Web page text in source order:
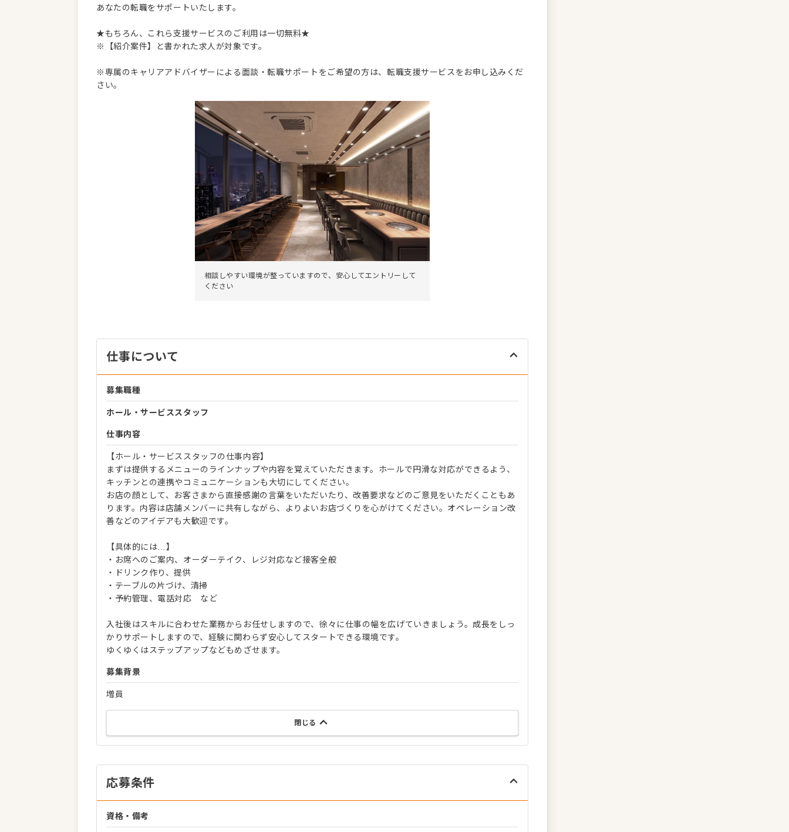
あなたの転職をサポートいたします。
★もちろん、これら支援サービスのご利用は一切無料★
※【紹介案件】と書かれた求人が対象です。
※専属のキャリアアドバイザーによる面談・転職サポートをご希望の方は、転職支援サービスをお申し込みくだ
さい。
相談しやすい環境が整っていますので、安心してエントリーして
ください
仕事について
募集職種
ホール・サービススタッフ
仕事内容
【ホール・サービススタッフの仕事内容】
まずは提供するメニューのラインナップや内容を覚えていただきます。ホールで円滑な対応ができるよう、
キッチンとの連携やコミュニケーションも大切にしてください。
お店の顔として、お客さまから直接感謝の言葉をいただいたり、改善要求などのご意見をいただくこともあ
ります。内容は店舗メンバーに共有しながら、よりよいお店づくりを心がけてください。オペレーション改
善などのアイデアも大歓迎です。
【具体的には…】
・お席へのご案内、オーダーテイク、レジ対応など接客全般
・ドリンク作り、提供
・テーブルの片づけ、清掃
・予約管理、電話対応 など
入社後はスキルに合わせた業務からお任せしますので、徐々に仕事の幅を広げていきましょう。成長をしっ
かりサポートしますので、経験に関わらず安心してスタートできる環境です。
ゆくゆくはステップアップなどもめざせます。
募集背景
増員
閉じる
応募条件
資格・備考